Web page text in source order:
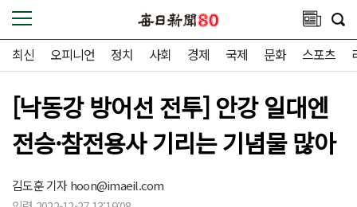
최신 오피니언 정치 사회 경제 국제 문화 스포츠
[낙동강 방어선 전투] 안강 일대엔
전승·참전용사 기리는 기념물 많아
김도훈 기자hoon@imaeil.com